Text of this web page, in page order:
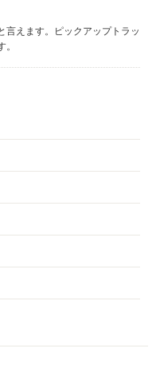
言えます。ピックアップトラッ